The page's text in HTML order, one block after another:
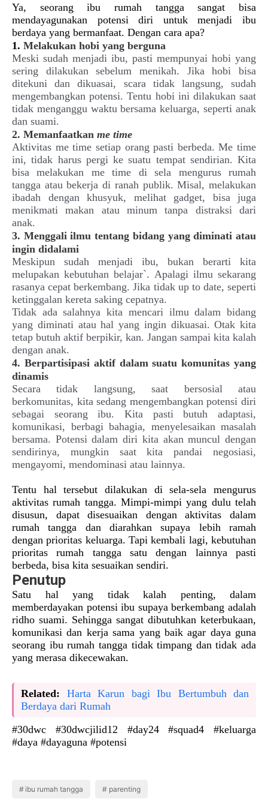
Ya, seorang ibu rumah tangga sangat bisa
mendayagunakan potensi diri untuk menjadi ibu
berdaya yang bermanfaat. Dengan cara apa?
1. Melakukan hobi yang berguna
Meski sudah menjadi ibu, pasti mempunyai hobi yang
sering dilakukan sebelum menikah. Jika hobi bisa
ditekuni dan dikuasai, scara tidak langsung, sudah
mengembangkan potensi. Tentu hobi ini dilakukan saat
tidak menganggu waktu bersama keluarga, seperti anak
dan suami.
2. Memanfaatkan me time
Aktivitas me time setiap orang pasti berbeda. Me time
ini, tidak harus pergi ke suatu tempat sendirian. Kita
bisa melakukan me time di sela mengurus rumah
tangga atau bekerja di ranah publik. Misal, melakukan
ibadah dengan khusyuk, melihat gadget, bisa juga
menikmati makan atau minum tanpa distraksi dari
anak.
3. Menggali ilmu tentang bidang yang diminati atau
ingin didalami
Meskipun sudah menjadi ibu, bukan berarti kita
melupakan kebutuhan belajar`. Apalagi ilmu sekarang
rasanya cepat berkembang. Jika tidak up to date, seperti
ketinggalan kereta saking cepatnya.
Tidak ada salahnya kita mencari ilmu dalam bidang
yang diminati atau hal yang ingin dikuasai. Otak kita
tetap butuh aktif berpikir, kan. Jangan sampai kita kalah
dengan anak.
4. Berpartisipasi aktif dalam suatu komunitas yang
dinamis
Secara tidak langsung, saat bersosial atau
berkomunitas, kita sedang mengembangkan potensi diri
sebagai seorang ibu. Kita pasti butuh adaptasi,
komunikasi, berbagi bahagia, menyelesaikan masalah
bersama. Potensi dalam diri kita akan muncul dengan
sendirinya, mungkin saat kita pandai negosiasi,
mengayomi, mendominasi atau lainnya.
Tentu hal tersebut dilakukan di sela-sela mengurus
aktivitas rumah tangga. Mimpi-mimpi yang dulu telah
disusun, dapat disesuaikan dengan aktivitas dalam
rumah tangga dan diarahkan supaya lebih ramah
dengan prioritas keluarga. Tapi kembali lagi, kebutuhan
prioritas rumah tangga satu dengan lainnya pasti
berbeda, bisa kita sesuaikan sendiri.
Penutup
Satu hal yang tidak kalah penting, dalam
memberdayakan potensi ibu supaya berkembang adalah
ridho suami. Sehingga sangat dibutuhkan keterbukaan,
komunikasi dan kerja sama yang baik agar daya guna
seorang ibu rumah tangga tidak timpang dan tidak ada
yang merasa dikecewakan.
Related: Harta Karun bagi Ibu Bertumbuh dan
Berdaya dari Rumah
#30dwc #30dwcjilid12 #day24 #squad4 #keluarga
#daya #dayaguna #potensi
ibu rumah tangga parenting